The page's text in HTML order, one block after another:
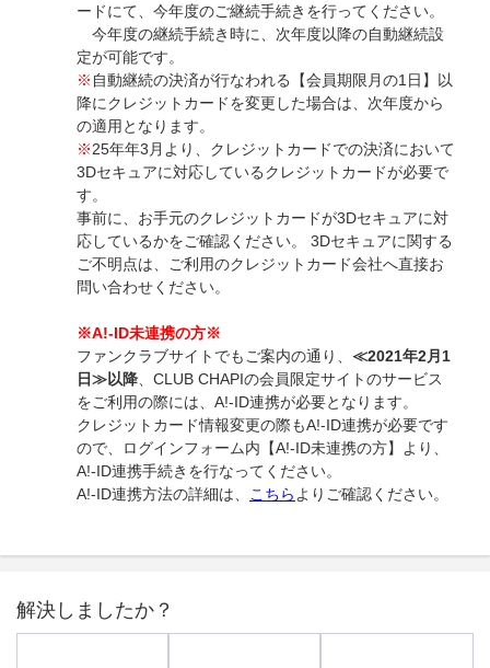
ードにて、今年度のご継続手続きを行ってください。
今年度の継続手続き時に、次年度以降の自動継続設
定が可能です。
※ 自動継続の決済が行なわれる【会員期限月の1日】以
降にクレジットカードを変更した場合は、次年度から
の適用となります。
※25年年3月より、クレジットカードでの決済において
3Dセキュアに対応しているクレジットカードが必要で
す。
事前に、お手元のクレジットカードが3Dセキュアに対
応しているかをご確認ください。 3Dセキュアに関する
ご不明点は、ご利用のクレジットカード会社へ直接お
問い合わせください。
※A!-ID未連携の方※
ファンクラブサイトでもご案内の通り、 ≪2021年2月1
日≫以降 、CLUB CHAPIの会員限定サイトのサービス
をご利用の際には、A!-ID連携が必要となります。
クレジットカード情報変更の際もA!-ID連携が必要です
ので、ログインフォーム内【A!-ID未連携の方】より、
A!-ID連携手続きを行なってください。
A!-ID連携方法の詳細は、
こちら よりご確認ください。
解決しましたか？